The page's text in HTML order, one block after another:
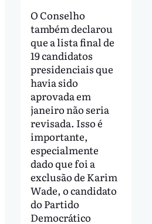
O Conselho
também declarou
que a lista final de
19 candidatos
presidenciais que
havia sido
aprovada em
janeiro não seria
revisada. Isso é
importante,
especialmente
dado que foi a
exclusão de Karim
Wade, o candidato
do Partido
Democrático